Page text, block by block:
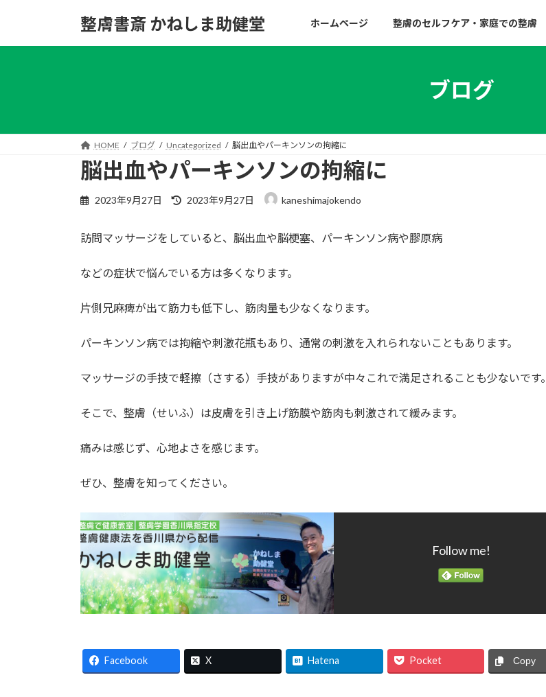
整膚書斎 かねしま助健堂 ホームページ 整膚のセルフケア・家庭での整膚
ブログ
HOME ブログ Uncategorized 脳出血やパーキンソンの拘縮に
脳出血やパーキンソンの拘縮に
2023年9月27日
最
新
:
2023年9月27日 kaneshimajokendo
訪問マッサージをしていると、脳出血や脳梗塞、パーキンソン病や膠原病
などの症状で悩んでいる方は多くなります。
片側兄麻痺が出て筋力も低下し、筋肉量も少なくなります。
パーキンソン病では拘縮や刺激花瓶もあり、通常の刺激を入れられないこともあります。
マッサージの手技で軽擦（さする）手技がありますが中々これで満足されることも少ないです。
そこで、整膚（せいふ）は皮膚を引き上げ筋膜や筋肉も刺激されて緩みます。
痛みは感じず、心地よさを感じます。
ぜひ、整膚を知ってください。
Follow me!
Facebook X Hatena Pocket Copy